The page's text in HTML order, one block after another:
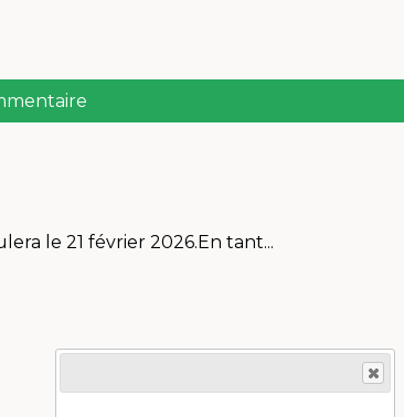
le 21 février 2026.En tant...